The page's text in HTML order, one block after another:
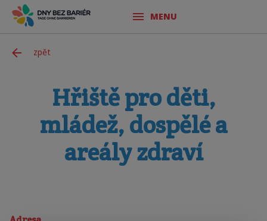
MENU
zpět
Hřiště pro děti,
mládež, dospělé a
areály zdraví